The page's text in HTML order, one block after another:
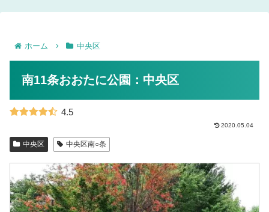
ホーム 中央区
南11条おおたに公園：中央区
4.5
2020.05.04
中央区 中央区南○条